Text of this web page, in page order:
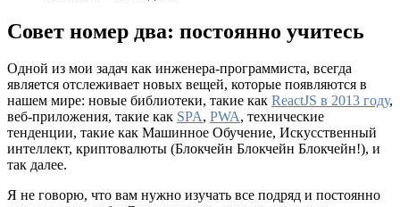
Совет номер два: постоянно учитесь
Одной из мои задач как инженера-программиста, всегда
является отслеживает новых вещей, которые появляются в
нашем мире: новые библиотеки, такие как ReactJS в 2013 году,
веб-приложения, такие как SPA, PWA, технические
тенденции, такие как Машинное Обучение, Искусственный
интеллект, криптовалюты (Блокчейн Блокчейн Блокчейн!), и
так далее.
Я не говорю, что вам нужно изучать все подряд и постоянно